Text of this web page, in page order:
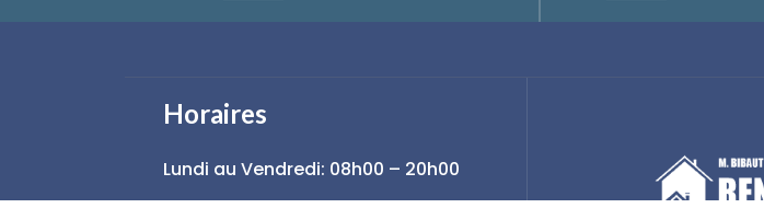
Horaires
Lundi au Vendredi: 08h00 – 20h00